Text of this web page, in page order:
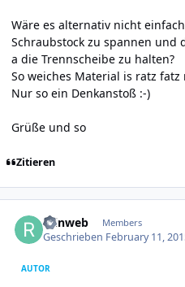
Wäre es alternativ nicht
Schraubstock zu spannen und
a die Trennscheibe zu halten?
So weiches Material is ratz
Nur so ein Denkanstoß :-)
Grüße und so
Zitieren
reinweb Members
Geschrieben February 11,
AUTOR